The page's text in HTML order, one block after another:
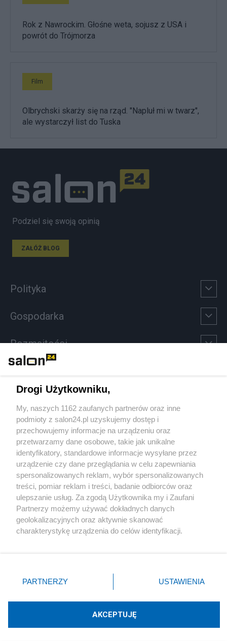
Rok z Nawrockim. Głośne weta, sojusz z USA i
powrót do Trójmorza
Film
Olbrychski skarży się na rząd. "Napluł mi w twarz",
ale wystarczył list do Tuska
Podziel się swoją opinią
ZAŁÓŻ BLOG
Polityka
Gospodarka
Rozmaitości
Sport
Społeczeństwo
Kultura
X Facebook Instagram Youtube
Technologię dostarcza:W3media.pl
Drogi Użytkowniku,
My, naszych 1162 zaufanych partnerów oraz inne
podmioty z salon24.pl uzyskujemy dostęp i
przechowujemy informacje na urządzeniu oraz
przetwarzamy dane osobowe, takie jak unikalne
identyfikatory, standardowe informacje wysyłane przez
urządzenie czy dane przeglądania w celu zapewniania
spersonalizowanych reklam, wybór spersonalizowanych
treści, pomiar reklam i treści, badanie odbiorców oraz
ulepszanie usług. Za zgodą Użytkownika my i Zaufani
Partnerzy możemy używać dokładnych danych
geolokalizacyjnych oraz aktywnie skanować
charakterystykę urządzenia do celów identyfikacji.
zmienić/wycofać klikając przycisk ustawień prywatności
znajdujący się w lewym dolnym rogu strony
rodzaje przetwarzania danych nie wymagają zgody
użytkownika, ale masz prawo sprzeciwić się takiemu
PARTNERZY USTAWIENIA
AKCEPTUJĘ